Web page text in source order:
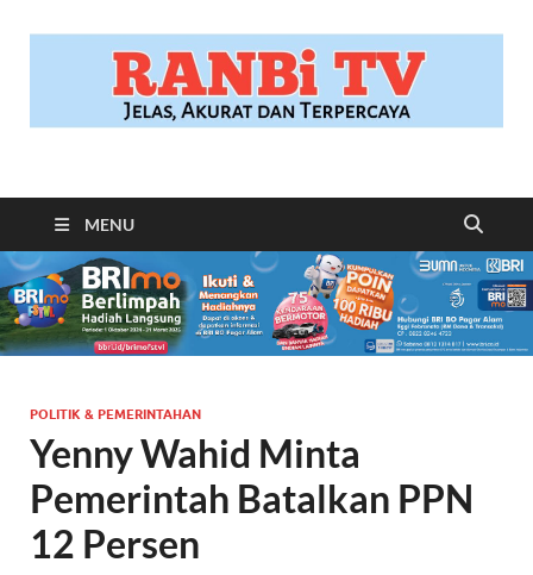
RANBITV.COM
MENU
POLITIK & PEMERINTAHAN
Yenny Wahid Minta
Pemerintah Batalkan PPN
12 Persen